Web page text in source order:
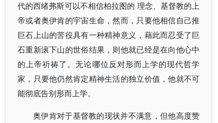
代的西绪弗斯可以不相信柏拉图的 理念、基督教的上
帝或者奥伊肯的宇宙生命，然而，只要他相信自己推
巨石上山的苦役具有一种精神意义，藉此而忍受了巨
石重新滚下山的世俗结果，则他就已经是在向他心中
的上帝祈祷了。无论哪位反对形而上学的现代哲学
家，只要他仍然肯定精神生活的独立价值，他就不可
能彻底告别形而上学。
奥伊肯对于基督教的现状并不满意，但他高度赞